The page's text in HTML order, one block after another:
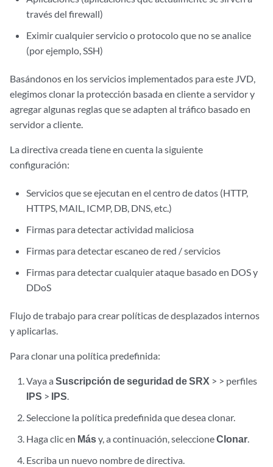
través del firewall)
Eximir cualquier servicio o protocolo que no se analice
(por ejemplo, SSH)
Basándonos en los servicios implementados para este JVD,
elegimos clonar la protección basada en cliente a servidor y
agregar algunas reglas que se adapten al tráfico basado en
servidor a cliente.
La directiva creada tiene en cuenta la siguiente
configuración:
Servicios que se ejecutan en el centro de datos (HTTP,
HTTPS, MAIL, ICMP, DB, DNS, etc.)
Firmas para detectar actividad maliciosa
Firmas para detectar escaneo de red / servicios
Firmas para detectar cualquier ataque basado en DOS y
DDoS
Flujo de trabajo para crear políticas de desplazados internos
y aplicarlas.
Para clonar una política predefinida:
Vaya aSuscripción de seguridad de SRX > > perfiles
IPS > IPS.
Seleccione la política predefinida que desea clonar.
Haga clic en Másy, a continuación, seleccioneClonar.
Escriba un nuevo nombre de directiva.